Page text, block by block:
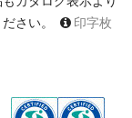
さい。
印字枚